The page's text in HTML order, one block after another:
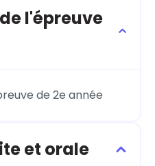
l'épreuve
de 2e année
et orale